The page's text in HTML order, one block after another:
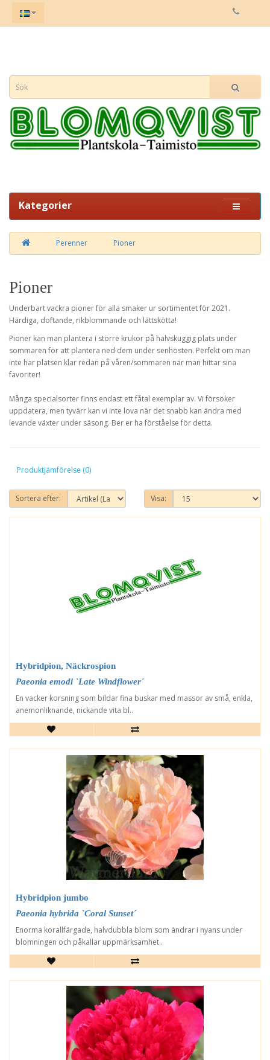
Kategorier
Perenner Pioner
Pioner
Underbart vackra pioner för alla smaker ur sortimentet för 2021.
Härdiga, doftande, rikblommande och lättskötta!
Pioner kan man plantera i större krukor på halvskuggig plats under
sommaren för att plantera ned dem under senhösten. Perfekt om man
inte har platsen klar redan på våren/sommaren när man hittar sina
favoriter!
Många specialsorter finns endast ett fåtal exemplar av. Vi försöker
uppdatera, men tyvärr kan vi inte lova när det snabb kan ändra med
levande växter under säsong. Ber er ha förståelse för detta.
Produktjämförelse (0)
Sortera efter: Visa:
Hybridpion, Näckrospion
Paeonia emodi `Late Windflower´
En vacker korsning som bildar fina buskar med massor av små, enkla,
anemonliknande, nickande vita bl..
Hybridpion jumbo
Paeonia hybrida `Coral Sunset´
Enorma korallfärgade, halvdubbla blom som ändrar i nyans under
blomningen och påkallar uppmärksamhet..